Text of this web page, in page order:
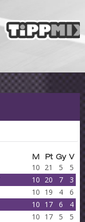
M Pt Gy V
10 21 5
5
10 20 7
3
10 19 4
6
10 17 6
4
10 17 5
5